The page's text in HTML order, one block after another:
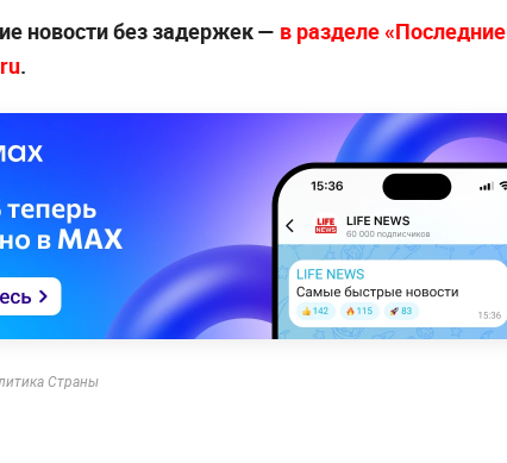
новости без задержек — в разделе «Последние
.
Страны